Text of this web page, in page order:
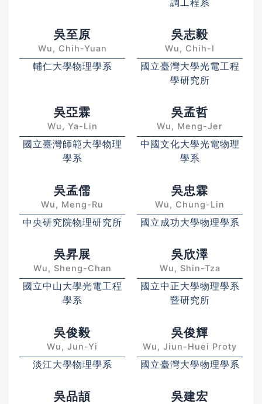
吳至原
Wu, Chih-Yuan
輔仁大學物理學系
吳志毅
Wu, Chih-I
國立臺灣大學光電工程
學研究所
吳亞霖
Wu, Ya-Lin
國立臺灣師範大學物理
學系
吳孟哲
Wu, Meng-Jer
中國文化大學光電物理
學系
吳孟儒
Wu, Meng-Ru
中央研究院物理研究所
吳忠霖
Wu, Chung-Lin
國立成功大學物理學系
吳昇展
Wu, Sheng-Chan
國立中山大學光電工程
學系
吳欣澤
Wu, Shin-Tza
國立中正大學物理學系
暨研究所
吳俊毅
Wu, Jun-Yi
淡江大學物理學系
吳俊輝
Wu, Jiun-Huei Proty
國立臺灣大學物理學系
吳品頡 吳建宏